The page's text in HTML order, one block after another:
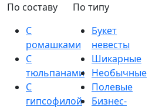
По составу
С
ромашками
С
тюльпанами
С
гипсофилой
По типу
Букет
невесты
Шикарные
Необычные
Полевые
Бизнес-